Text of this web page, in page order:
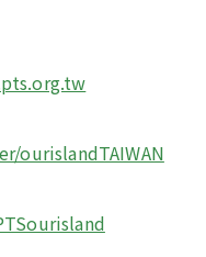
ourislandTAIWAN